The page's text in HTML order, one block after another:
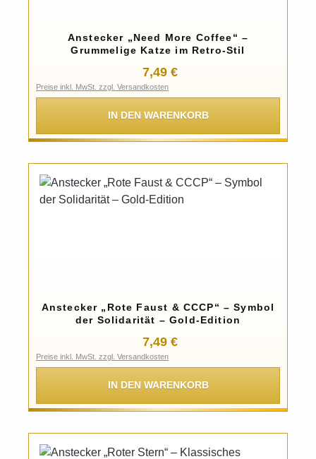
Anstecker „Need More Coffee“ –
Grummelige Katze im Retro-Stil
Regulärer Preis:
7,49 €
Preise inkl. MwSt. zzgl. Versandkosten
IN DEN WARENKORB
Anstecker „Rote Faust & CCCP“ – Symbol
der Solidarität – Gold-Edition
Regulärer Preis:
7,49 €
Preise inkl. MwSt. zzgl. Versandkosten
IN DEN WARENKORB